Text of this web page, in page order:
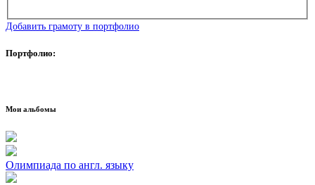
Добавить грамоту в портфолио
Портфолио:
Мои альбомы
Олимпиада по англ. языку